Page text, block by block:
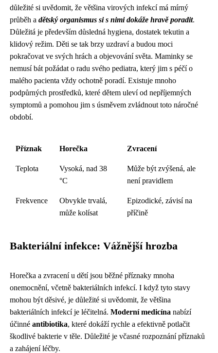
důležité si uvědomit, že většina virových infekcí má mírný
průběh a dětský organismus si s nimi dokáže hravě poradit.
Důležitá je především důsledná hygiena, dostatek tekutin a
klidový režim. Děti se tak brzy uzdraví a budou moci
pokračovat ve svých hrách a objevování světa. Maminky se
nemusí bát požádat o radu svého pediatra, který jim s péčí o
malého pacienta vždy ochotně poradí. Existuje mnoho
podpůrných prostředků, které dětem uleví od nepříjemných
symptomů a pomohou jim s úsměvem zvládnout toto náročné
období.
Příznak Horečka Zvracení
Teplota
Vysoká, nad 38
°C
Může být zvýšená, ale
není pravidlem
Frekvence
Obvykle trvalá,
může kolísat
Epizodické, závisí na
příčině
Bakteriální infekce: Vážnější hrozba
Horečka a zvracení u dětí jsou běžné příznaky mnoha
onemocnění, včetně bakteriálních infekcí. I když tyto stavy
mohou být děsivé, je důležité si uvědomit, že většina
bakteriálních infekcí je léčitelná. Moderní medicína nabízí
účinné antibiotika, které dokáží rychle a efektivně potlačit
škodlivé bakterie v těle. Důležité je včasné rozpoznání příznaků
a zahájení léčby.